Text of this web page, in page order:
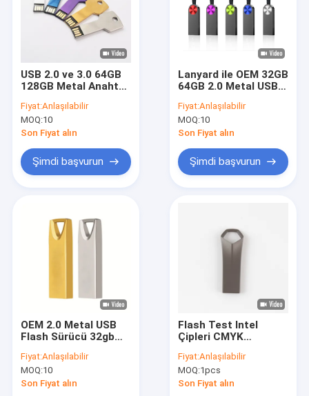
USB 2.0 ve 3.0 64GB
128GB Metal Anahtar
Standardına Uygun
Fiyat:Anlaşılabilir
MOQ:10
Son Fiyat alın
Şimdi başvurun
Lanyard ile OEM 32GB
64GB 2.0 Metal USB
cips
Fiyat:Anlaşılabilir
MOQ:10
Son Fiyat alın
Şimdi başvurun
OEM 2.0 Metal USB
Flash Sürücü 32gb
özel usb bellek ROHS
Fiyat:Anlaşılabilir
MOQ:10
Son Fiyat alın
Flash Test Intel
Çipleri CMYK
Onaylanmış Metal
USB Flash sürücüsü
Fiyat:Anlaşılabilir
MOQ:1pcs
Son Fiyat alın